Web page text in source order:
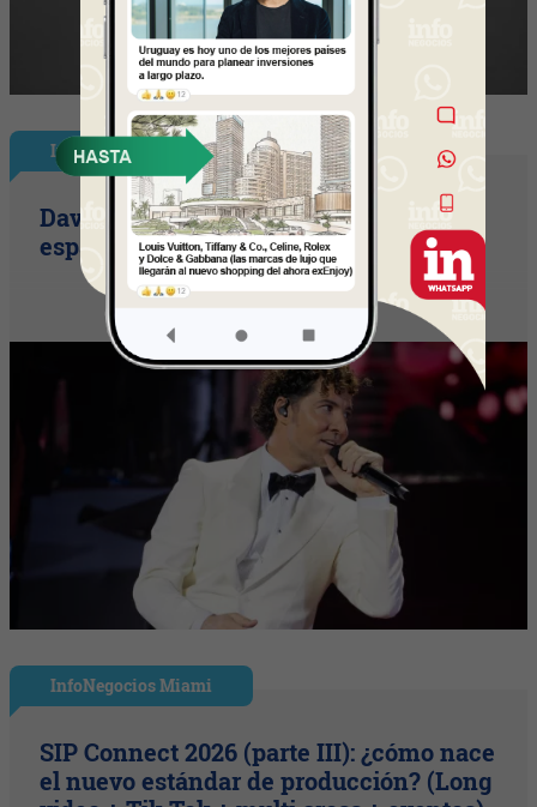
InfoShow
David Bisbal vuelve a UY (el ícono
español llega con su tour Eternos)
InfoNegocios Miami
SIP Connect 2026 (parte III): ¿cómo nace
el nuevo estándar de producción? (Long